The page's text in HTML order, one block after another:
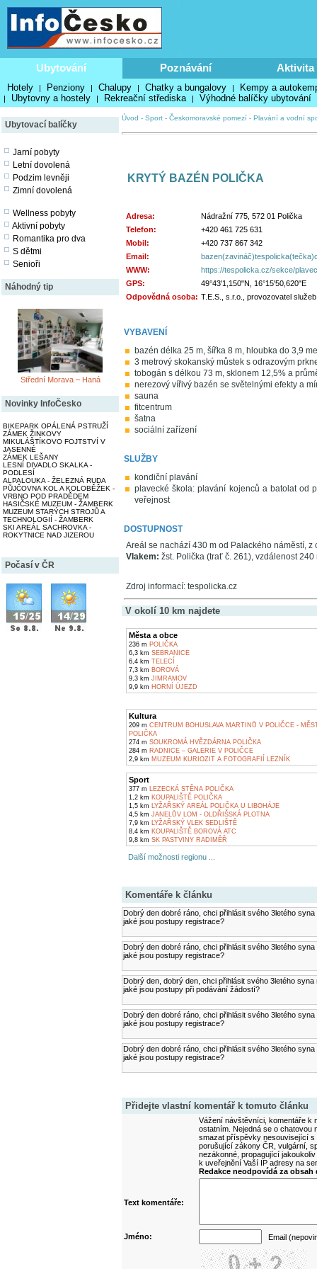
Ubytování Poznávání Aktivita
Hotely | Penziony | Chalupy | Chatky a bungalovy | Kempy a
| Ubytovny a hostely | Rekreační střediska | Výhodné balíčky ubytování
Ubytovací balíčky
Jarní pobyty
Letní dovolená
Podzim levněji
Zimní dovolená
Wellness pobyty
Aktivní pobyty
Romantika pro dva
S dětmi
Senioři
Náhodný tip
Střední Morava ~ Haná
Novinky InfoČesko
BIKEPARK OPÁLENÁ PSTRUŽÍ
ZÁMEK ŽINKOVY
MIKULÁŠTÍKOVO FOJTSTVÍ V
JASENNÉ
ZÁMEK LEŠANY
LESNÍ DIVADLO SKALKA -
PODLESÍ
ALPALOUKA - ŽELEZNÁ RUDA
PŮJČOVNA KOL A KOLOBĚŽEK -
VRBNO POD PRADĚDEM
HASIČSKÉ MUZEUM - ŽAMBERK
MUZEUM STARÝCH STROJŮ A
TECHNOLOGIÍ - ŽAMBERK
SKI AREÁL SACHROVKA -
ROKYTNICE NAD JIZEROU
Počasí v ČR
Úvod - Sport - Českomoravské pomezí - Plavání a vodní
KRYTÝ BAZÉN POLIČKA
Adresa:
Nádražní 775, 572 01 Polička
Telefon:
+420 461 725 631
Mobil:
+420 737 867 342
Email:
WWW:
https://tespolicka.cz/sekce/
GPS:
49°43'1,150"N, 16°15'50,620"E
Odpovědná osoba: T.E.S., s.r.o., provozovatel služeb
VYBAVENÍ
bazén délka 25 m, šířka 8 m, hloubka do 3,9
3 metrový skokanský můstek s odrazovým
tobogán s délkou 73 m, sklonem 12,5% a
nerezový vířivý bazén se světelnými efekty a
sauna
fitcentrum
šatna
sociální zařízení
SLUŽBY
kondiční plavání
plavecké škola: plavání kojenců a batolat od
veřejnost
DOSTUPNOST
Areál se nachází 430 m od Palackého náměstí, z
Vlakem: žst. Polička (trať č. 261), vzdálenost 240
Zdroj informací: tespolicka.cz
V okolí 10 km najdete
Města a obce
236 m POLIČKA
6,3 km SEBRANICE
6,4 km TELECÍ
7,3 km BOROVÁ
9,3 km JIMRAMOV
9,9 km HORNÍ ÚJEZD
Kultura
209 m CENTRUM BOHUSLAVA MARTINŮ V POLIČCE -
POLIČKA
274 m SOUKROMÁ HVĚZDÁRNA POLIČKA
284 m RADNICE – GALERIE V POLIČCE
2,9 km MUZEUM KURIOZIT A FOTOGRAFIÍ LEZNÍK
Sport
377 m LEZECKÁ STĚNA POLIČKA
1,2 km KOUPALIŠTĚ POLIČKA
1,5 km LYŽAŘSKÝ AREÁL POLIČKA U LIBOHÁJE
4,5 km JANELŮV LOM - OLDŘIŠSKÁ PLOTNA
7,9 km LYŽAŘSKÝ VLEK SEDLIŠTĚ
8,4 km KOUPALIŠTĚ BOROVÁ ATC
9,8 km SK PASTVINY RADIMĚŘ
Další možnosti regionu ...
Komentáře k článku
Dobrý den dobré ráno, chci přihlásit svého 3letého
jaké jsou postupy registrace?
Dobrý den dobré ráno, chci přihlásit svého 3letého
jaké jsou postupy registrace?
Dobrý den, dobrý den, chci přihlásit svého 3letého
jaké jsou postupy při podávání žádostí?
Dobrý den dobré ráno, chci přihlásit svého 3letého
jaké jsou postupy registrace?
Dobrý den dobré ráno, chci přihlásit svého 3letého
jaké jsou postupy registrace?
Přidejte vlastní komentář k tomuto článku
Vážení návštěvníci, komentáře k
ostatním. Nejedná se o
smazat příspěvky nesouvisející
porušující zákony ČR, vulgární,
nezákonné, propagující
k uveřejnění Vaší IP adresy na
Redakce neodpovídá za
Text komentáře:
Jméno: Email